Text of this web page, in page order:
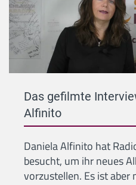
Das gefilmte
Alfinito
Daniela Alfinito hat
besucht, um ihr neues
vorzustellen. Es ist aber